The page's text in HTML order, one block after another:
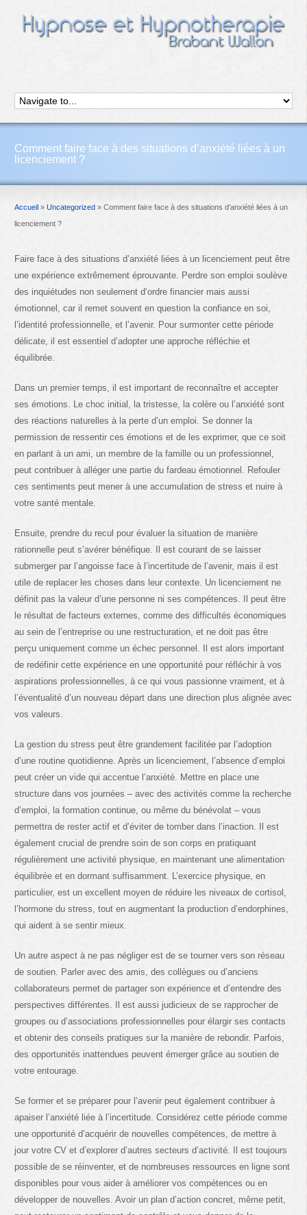
Comment faire face à des situations d’anxiété liées à un
licenciement ?
Accueil » Uncategorized » Comment faire face à des situations d’anxiété liées à un
licenciement ?
Faire face à des situations d’anxiété liées à un licenciement peut être
une expérience extrêmement éprouvante. Perdre son emploi soulève
des inquiétudes non seulement d’ordre financier mais aussi
émotionnel, car il remet souvent en question la confiance en soi,
l’identité professionnelle, et l’avenir. Pour surmonter cette période
délicate, il est essentiel d’adopter une approche réfléchie et
équilibrée.
Dans un premier temps, il est important de reconnaître et accepter
ses émotions. Le choc initial, la tristesse, la colère ou l’anxiété sont
des réactions naturelles à la perte d’un emploi. Se donner la
permission de ressentir ces émotions et de les exprimer, que ce soit
en parlant à un ami, un membre de la famille ou un professionnel,
peut contribuer à alléger une partie du fardeau émotionnel. Refouler
ces sentiments peut mener à une accumulation de stress et nuire à
votre santé mentale.
Ensuite, prendre du recul pour évaluer la situation de manière
rationnelle peut s’avérer bénéfique. Il est courant de se laisser
submerger par l’angoisse face à l’incertitude de l’avenir, mais il est
utile de replacer les choses dans leur contexte. Un licenciement ne
définit pas la valeur d’une personne ni ses compétences. Il peut être
le résultat de facteurs externes, comme des difficultés économiques
au sein de l’entreprise ou une restructuration, et ne doit pas être
perçu uniquement comme un échec personnel. Il est alors important
de redéfinir cette expérience en une opportunité pour réfléchir à vos
aspirations professionnelles, à ce qui vous passionne vraiment, et à
l’éventualité d’un nouveau départ dans une direction plus alignée avec
vos valeurs.
La gestion du stress peut être grandement facilitée par l’adoption
d’une routine quotidienne. Après un licenciement, l’absence d’emploi
peut créer un vide qui accentue l’anxiété. Mettre en place une
structure dans vos journées – avec des activités comme la recherche
d’emploi, la formation continue, ou même du bénévolat – vous
permettra de rester actif et d’éviter de tomber dans l’inaction. Il est
également crucial de prendre soin de son corps en pratiquant
régulièrement une activité physique, en maintenant une alimentation
équilibrée et en dormant suffisamment. L’exercice physique, en
particulier, est un excellent moyen de réduire les niveaux de cortisol,
l’hormone du stress, tout en augmentant la production d’endorphines,
qui aident à se sentir mieux.
Un autre aspect à ne pas négliger est de se tourner vers son réseau
de soutien. Parler avec des amis, des collègues ou d’anciens
collaborateurs permet de partager son expérience et d’entendre des
perspectives différentes. Il est aussi judicieux de se rapprocher de
groupes ou d’associations professionnelles pour élargir ses contacts
et obtenir des conseils pratiques sur la manière de rebondir. Parfois,
des opportunités inattendues peuvent émerger grâce au soutien de
votre entourage.
Se former et se préparer pour l’avenir peut également contribuer à
apaiser l’anxiété liée à l’incertitude. Considérez cette période comme
une opportunité d’acquérir de nouvelles compétences, de mettre à
jour votre CV et d’explorer d’autres secteurs d’activité. Il est toujours
possible de se réinventer, et de nombreuses ressources en ligne sont
disponibles pour vous aider à améliorer vos compétences ou en
développer de nouvelles. Avoir un plan d’action concret, même petit,